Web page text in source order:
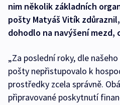
nim několik základních
pošty Matyáš Vitík
dohodlo na navýšení mezd,
„Za poslední roky, dle
pošty nepřistupovalo k
prostředky zcela správně.
připravované poskytnutí